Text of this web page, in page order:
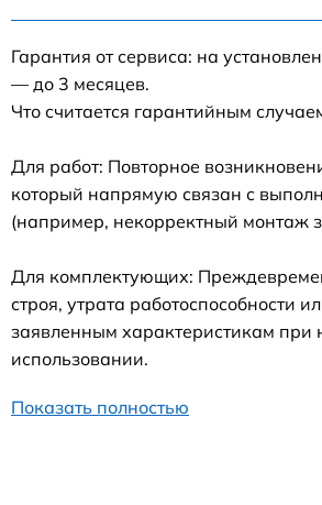
Гарантия от сервиса: на
— до 3 месяцев.
Что считается гарантийным
Для работ: Повторное
который напрямую связан с
(например, некорректный монтаж
Для комплектующих:
строя, утрата работоспособности
заявленным характеристикам при
использовании.
Показать полностью